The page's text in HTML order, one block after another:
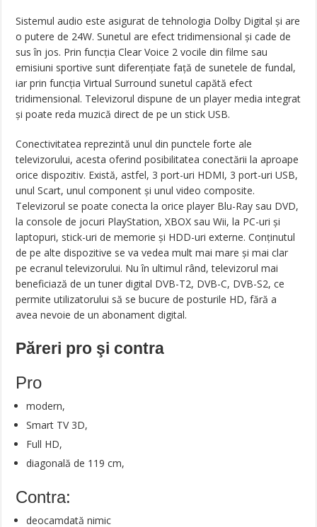
Sistemul audio este asigurat de tehnologia Dolby Digital și are
o putere de 24W. Sunetul are efect tridimensional și cade de
sus în jos. Prin funcția Clear Voice 2 vocile din filme sau
emisiuni sportive sunt diferențiate față de sunetele de fundal,
iar prin funcția Virtual Surround sunetul capătă efect
tridimensional. Televizorul dispune de un player media integrat
și poate reda muzică direct de pe un stick USB.
Conectivitatea reprezintă unul din punctele forte ale
televizorului, acesta oferind posibilitatea conectării la aproape
orice dispozitiv. Există, astfel, 3 port-uri HDMI, 3 port-uri USB,
unul Scart, unul component și unul video composite.
Televizorul se poate conecta la orice player Blu-Ray sau DVD,
la console de jocuri PlayStation, XBOX sau Wii, la PC-uri și
laptopuri, stick-uri de memorie și HDD-uri externe. Conținutul
de pe alte dispozitive se va vedea mult mai mare și mai clar
pe ecranul televizorului. Nu în ultimul rând, televizorul mai
beneficiază de un tuner digital DVB-T2, DVB-C, DVB-S2, ce
permite utilizatorului să se bucure de posturile HD, fără a
avea nevoie de un abonament digital.
Păreri pro şi contra
Pro
modern,
Smart TV 3D,
Full HD,
diagonală de 119 cm,
Contra:
deocamdată nimic